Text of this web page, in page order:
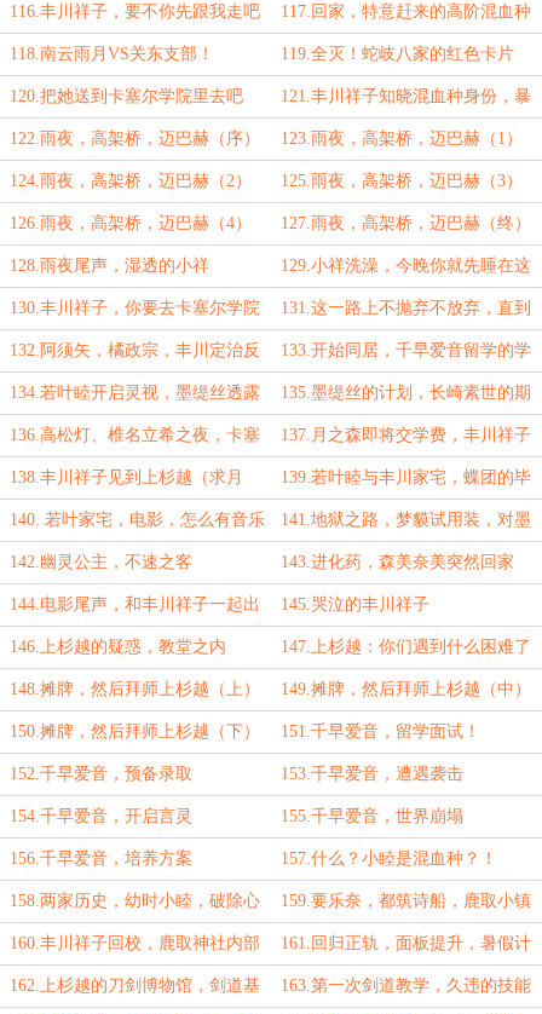
（5k）
116.丰川祥子，要不你先跟我走吧 117.回家，特意赶来的高阶混血种
118.南云雨月VS关东支部！ 119.全灭！蛇岐八家的红色卡片
120.把她送到卡塞尔学院里去吧
（5k）
121.丰川祥子知晓混血种身份，暴
雨降临
122.雨夜，高架桥，迈巴赫（序） 123.雨夜，高架桥，迈巴赫（1）
124.雨夜，高架桥，迈巴赫（2） 125.雨夜，高架桥，迈巴赫（3）
126.雨夜，高架桥，迈巴赫（4） 127.雨夜，高架桥，迈巴赫（终）
128.雨夜尾声，湿透的小祥 129.小祥洗澡，今晚你就先睡在这
里吧
130.丰川祥子，你要去卡塞尔学院
吗？
131.这一路上不抛弃不放弃，直到
死亡的尽头
132.阿须矢，橘政宗，丰川定治反
应
133.开始同居，千早爱音留学的学
校
134.若叶睦开启灵视，墨缇丝透露
龙族世界
135.墨缇丝的计划，长崎素世的期
望
136.高松灯、椎名立希之夜，卡塞
尔招生季
137.月之森即将交学费，丰川祥子
出门（求月票）
138.丰川祥子见到上杉越（求月
票）
139.若叶睦与丰川家宅，蝶团的毕
业歌
140. 若叶家宅，电影，怎么有音乐
声？
141.地狱之路，梦貘试用装，对墨
缇丝的警告
142.幽灵公主，不速之客 143.进化药，森美奈美突然回家
144.电影尾声，和丰川祥子一起出
去
145.哭泣的丰川祥子
146.上杉越的疑惑，教堂之内 147.上杉越：你们遇到什么困难了
吗？
148.摊牌，然后拜师上杉越（上） 149.摊牌，然后拜师上杉越（中）
150.摊牌，然后拜师上杉越（下） 151.千早爱音，留学面试！
152.千早爱音，预备录取 153.千早爱音，遭遇袭击
154.千早爱音，开启言灵 155.千早爱音，世界崩塌
156.千早爱音，培养方案 157.什么？小睦是混血种？！
158.两家历史，幼时小睦，破除心
魔
159.要乐奈，都筑诗船，鹿取小镇
160.丰川祥子回校，鹿取神社内部 161.回归正轨，面板提升，暑假计
划
162.上杉越的刀剑博物馆，剑道基 163.第一次剑道教学，久违的技能